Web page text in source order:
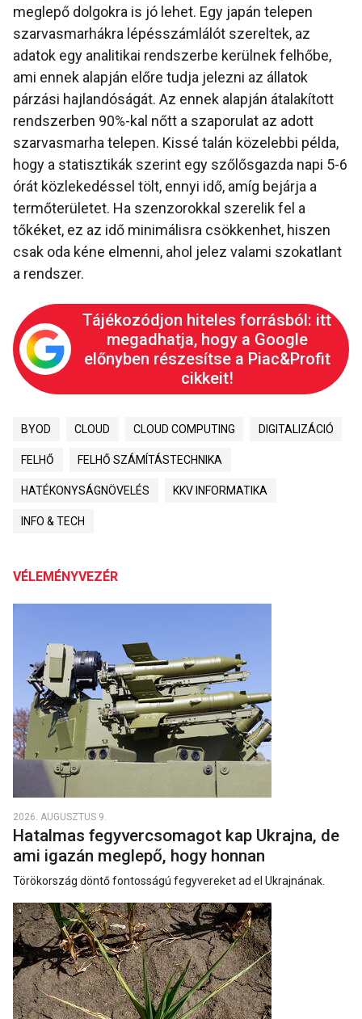
meglepő dolgokra is jó lehet. Egy japán telepen
szarvasmarhákra lépésszámlálót szereltek, az
adatok egy analitikai rendszerbe kerülnek felhőbe,
ami ennek alapján előre tudja jelezni az állatok
párzási hajlandóságát. Az ennek alapján átalakított
rendszerben 90%-kal nőtt a szaporulat az adott
szarvasmarha telepen. Kissé talán közelebbi példa,
hogy a statisztikák szerint egy szőlősgazda napi 5-6
órát közlekedéssel tölt, ennyi idő, amíg bejárja a
termőterületet. Ha szenzorokkal szerelik fel a
tőkéket, ez az idő minimálisra csökkenhet, hiszen
csak oda kéne elmenni, ahol jelez valami szokatlant
a rendszer.
Tájékozódjon hiteles forrásból: itt
megadhatja, hogy a Google
előnyben részesítse a Piac&Profit
cikkeit!
BYOD CLOUD CLOUD COMPUTING DIGITALIZÁCIÓ
FELHŐ FELHŐ SZÁMÍTÁSTECHNIKA
HATÉKONYSÁGNÖVELÉS KKV INFORMATIKA
INFO & TECH
VÉLEMÉNYVEZÉR
2026. AUGUSZTUS 9.
Hatalmas fegyvercsomagot kap Ukrajna, de
ami igazán meglepő, hogy honnan
Törökország döntő fontosságú fegyvereket ad el Ukrajnának.